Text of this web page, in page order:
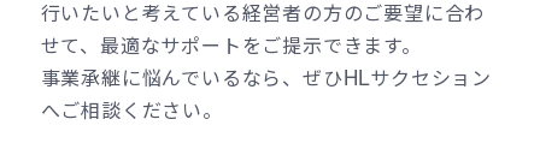
行いたいと考えている経営者の方のご要望に合わ
せて、最適なサポートをご提示できます。
事業承継に悩んでいるなら、ぜひHLサクセション
へご相談ください。